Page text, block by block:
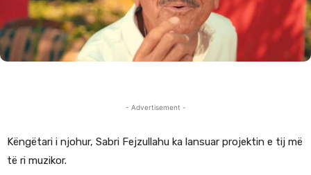
- Advertisement -
Këngëtari i njohur, Sabri Fejzullahu ka lansuar projektin e tij më
të ri muzikor.